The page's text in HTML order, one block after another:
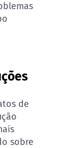
de
sobre